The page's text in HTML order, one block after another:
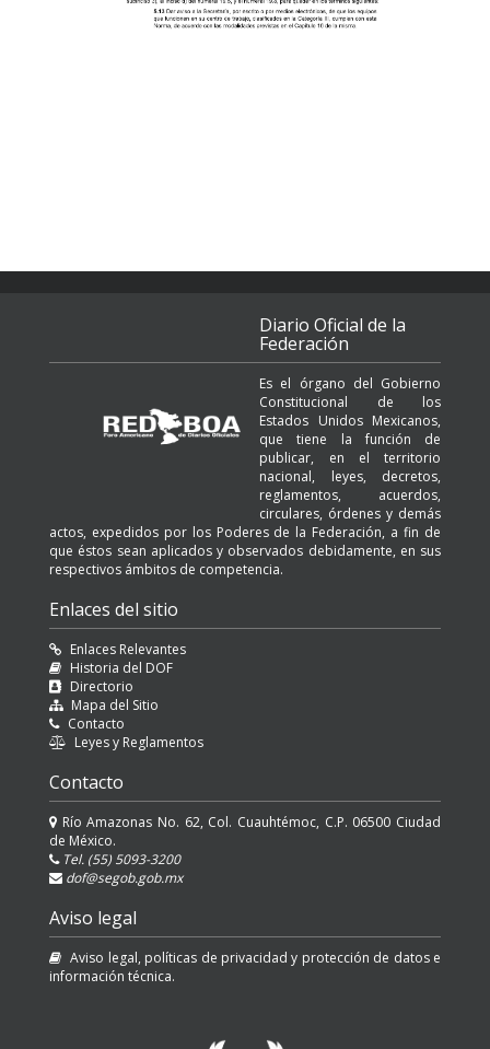
Diario Oficial de la
Federación
Es el órgano del Gobierno
Constitucional de los
Estados Unidos Mexicanos,
que tiene la función de
publicar, en el territorio
nacional, leyes, decretos,
reglamentos, acuerdos,
circulares, órdenes y demás
actos, expedidos por los Poderes de la Federación, a fin de
que éstos sean aplicados y observados debidamente, en sus
respectivos ámbitos de competencia.
Enlaces del sitio
Enlaces Relevantes
Historia del DOF
Directorio
Mapa del Sitio
Contacto
Leyes y Reglamentos
Contacto
Río Amazonas No. 62, Col. Cuauhtémoc, C.P. 06500 Ciudad
de México.
Tel. (55) 5093-3200
dof@segob.gob.mx
Aviso legal
Aviso legal, políticas de privacidad y protección de datos e
información técnica.